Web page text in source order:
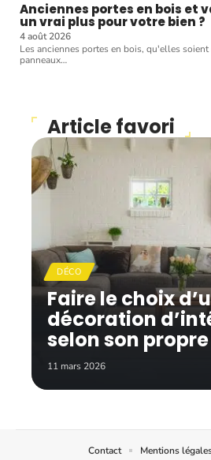
Anciennes portes en bois et
un vrai plus pour votre bien ?
4 août 2026
Les anciennes portes en bois, qu'elles
panneaux…
Article favori
DÉCO
Faire le choix
décoration
selon son
11 mars 2026
Contact Mentions